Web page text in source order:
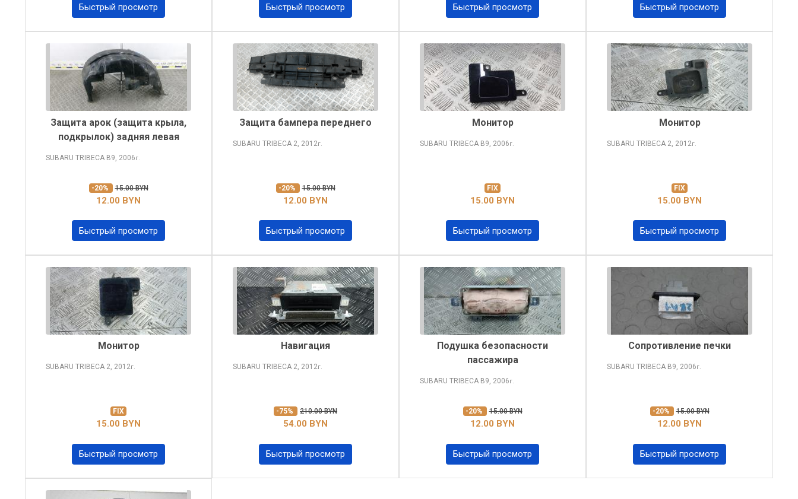
Быстрый просмотр Быстрый просмотр Быстрый просмотр Быстрый просмотр
Защита арок (защита крыла,
подкрылок) задняя левая
SUBARU TRIBECA B9, 2006г.
-20% 15.00 BYN
12.00 BYN
Быстрый просмотр
Защита бампера переднего
SUBARU TRIBECA 2, 2012г.
-20% 15.00 BYN
12.00 BYN
Быстрый просмотр
Монитор
SUBARU TRIBECA B9, 2006г.
FIX
15.00 BYN
Быстрый просмотр
Монитор
SUBARU TRIBECA 2, 2012г.
FIX
15.00 BYN
Быстрый просмотр
Монитор
SUBARU TRIBECA 2, 2012г.
FIX
15.00 BYN
Быстрый просмотр
Навигация
SUBARU TRIBECA 2, 2012г.
-75% 210.00 BYN
54.00 BYN
Быстрый просмотр
Подушка безопасности
пассажира
SUBARU TRIBECA B9, 2006г.
-20% 15.00 BYN
12.00 BYN
Быстрый просмотр
Сопротивление печки
SUBARU TRIBECA B9, 2006г.
-20% 15.00 BYN
12.00 BYN
Быстрый просмотр